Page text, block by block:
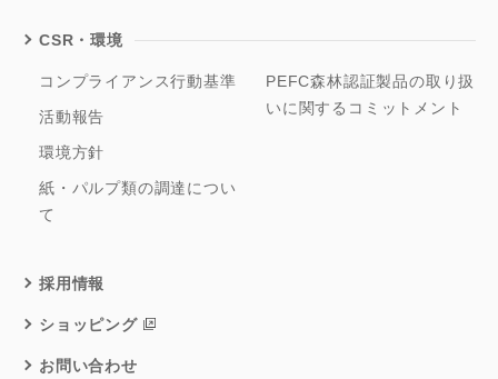
CSR・環境
コンプライアンス行動基準
活動報告
環境方針
紙・パルプ類の調達につい
て
PEFC森林認証製品の取り扱
いに関するコミットメント
採用情報
ショッピング
お問い合わせ